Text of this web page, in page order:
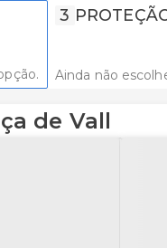
3
Ainda não
de Vall